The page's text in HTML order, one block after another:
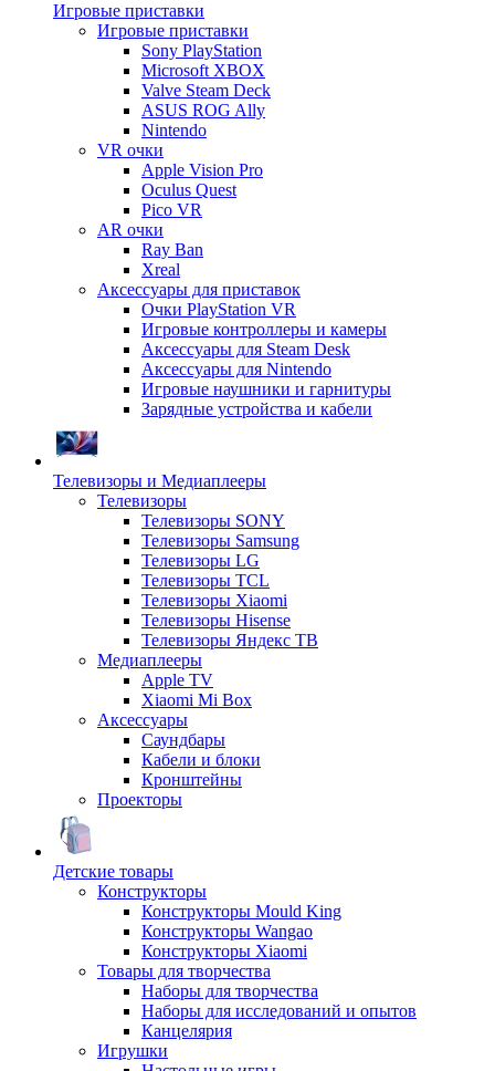
Игровые приставки
Игровые приставки
Sony PlayStation
Microsoft XBOX
Valve Steam Deck
ASUS ROG Ally
Nintendo
VR очки
Apple Vision Pro
Oculus Quest
Pico VR
AR очки
Ray Ban
Xreal
Аксессуары для приставок
Очки PlayStation VR
Игровые контроллеры и камеры
Аксессуары для Steam Desk
Аксессуары для Nintendo
Игровые наушники и гарнитуры
Зарядные устройства и кабели
Телевизоры и Медиаплееры
Телевизоры
Телевизоры SONY
Телевизоры Samsung
Телевизоры LG
Телевизоры TCL
Телевизоры Xiaomi
Телевизоры Hisense
Телевизоры Яндекс ТВ
Медиаплееры
Apple TV
Xiaomi Mi Box
Аксессуары
Саундбары
Кабели и блоки
Кронштейны
Проекторы
Детские товары
Конструкторы
Конструкторы Mould King
Конструкторы Wangao
Конструкторы Xiaomi
Товары для творчества
Наборы для творчества
Наборы для исследований и опытов
Канцелярия
Игрушки